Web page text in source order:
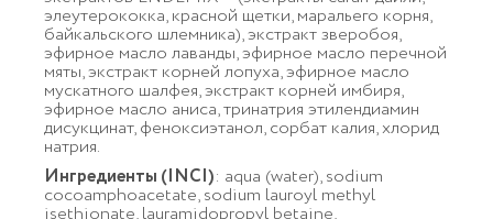
элеутерококка, красной щетки, маральего корня,
байкальского шлемника), экстракт зверобоя,
эфирное масло лаванды, эфирное масло перечной
мяты, экстракт корней лопуха, эфирное масло
мускатного шалфея, экстракт корней имбиря,
эфирное масло аниса, тринатрия этилендиамин
дисукцинат, феноксиэтанол, сорбат калия, хлорид
натрия.
Ингредиенты (INCI): aqua (water), sodium
cocoamphoacetate, sodium lauroyl methyl
isethionate, lauramidopropyl betaine,